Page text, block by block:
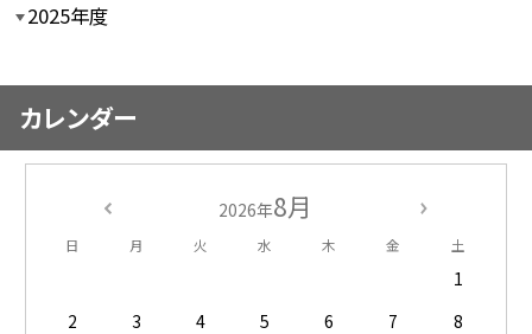
2025年度
カレンダー
2026年8月
日 月 火 水 木 金 土
1
2
3 4 5 6 7
8